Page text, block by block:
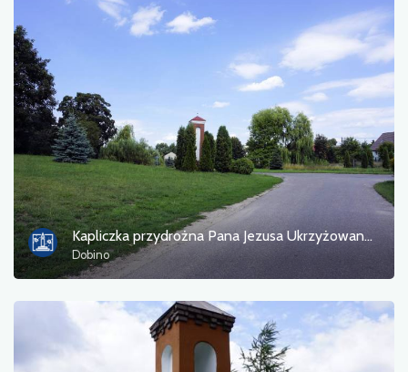
Kapliczka przydrożna Pana Jezusa Ukrzyżowanego
Dobino